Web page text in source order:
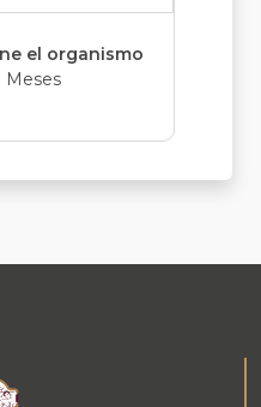
el organismo
Meses